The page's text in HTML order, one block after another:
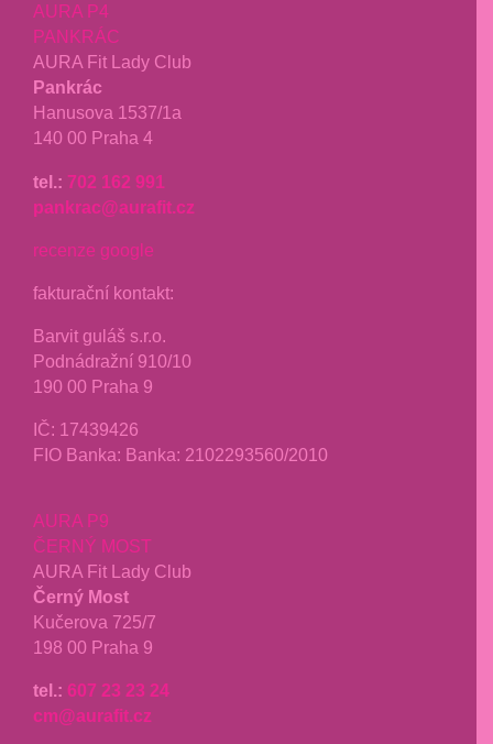
AURA P4
PANKRÁC
AURA Fit Lady Club
Pankrác
Hanusova 1537/1a
140 00 Praha 4
tel.: 702 162 991
pankrac@aurafit.cz
recenze google
fakturační kontakt:
Barvit guláš s.r.o.
Podnádražní 910/10
190 00 Praha 9
IČ: 17439426
FIO Banka: Banka: 2102293560/2010
AURA P9
ČERNÝ MOST
AURA Fit Lady Club
Černý Most
Kučerova 725/7
198 00 Praha 9
tel.: 607 23 23 24
cm@aurafit.cz